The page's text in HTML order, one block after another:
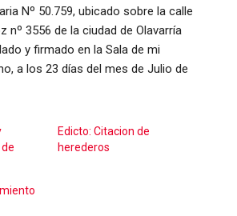
Nº 50.759, ubicado sobre la calle
nº 3556 de la ciudad de Olavarría
y firmado en la Sala de mi
a los 23 días del mes de Julio de
Edicto: Citacion de
herederos